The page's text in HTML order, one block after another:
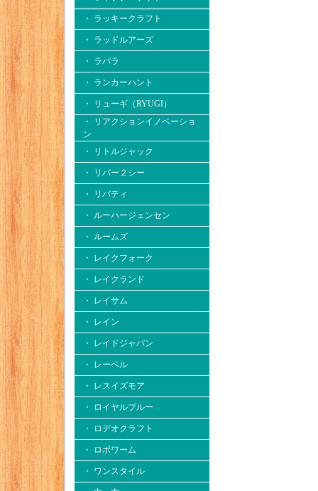
・ ラッキークラフト
・ ラッドルアーズ
・ ラパラ
・ ランカーハント
・ リューギ（RYUGI）
・ リアクションイノベーショ
ン
・ リトルジャック
・ リバー２シー
・ リバティ
・ ルーハージェンセン
・ ルームズ
・ レイクフォーク
・ レイクランド
・ レイサム
・ レイン
・ レイドジャパン
・ レーベル
・ レスイズモア
・ ロイヤルブルー
・ ロデオクラフト
・ ロボワーム
・ ワンスタイル